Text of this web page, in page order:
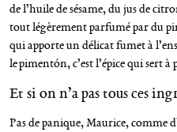
de l’huile de sésame, du jus de
tout légèrement parfumé par du
qui apporte un délicat fumet à
le pimentón, c’est l’épice qui sert
Et si on n’a pas tous ces
Pas de panique, Maurice, comme